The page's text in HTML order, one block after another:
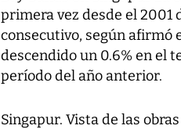
primera vez desde el
consecutivo, según afirmó
descendido un 0.6% en el
período del año anterior.
Singapur. Vista de las